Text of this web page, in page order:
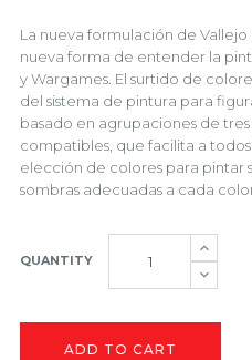
La nueva formulación de
nueva forma de entender la
y Wargames. El surtido de
del sistema de pintura para
basado en agrupaciones de
compatibles, que facilita a
elección de colores para pintar
sombras adecuadas a cada
QUANTITY
ADD TO CART